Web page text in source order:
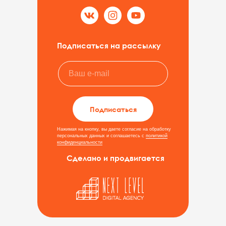
Подписаться
Подписаться на рассылку
Сделано и продвигается
Нажимая на кнопку, вы даете согласие на обработку
персональных данных и соглашаетесь c политикой
конфиденциальности